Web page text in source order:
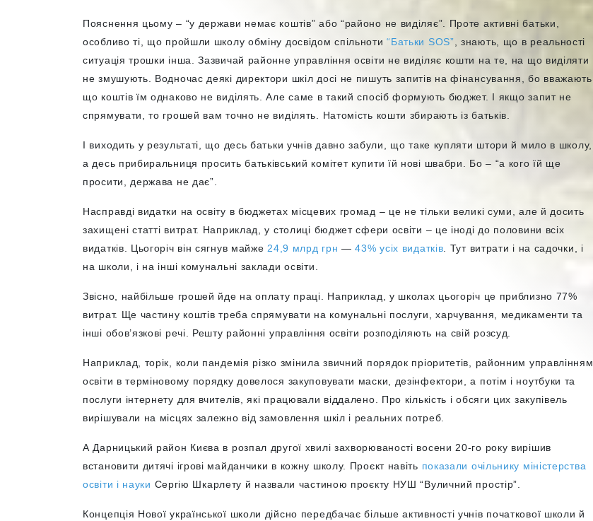
Пояснення цьому – “у держави немає коштів” або “районо не виділяє”. Проте активні батьки,
особливо ті, що пройшли школу обміну досвідом спільноти“Батьки SOS” , знають, що в реальності
ситуація трошки інша. Зазвичай районне управління освіти не виділяє кошти на те, на що виділяти
не змушують. Водночас деякі директори шкіл досі не пишуть запитів на фінансування, бо вважають,
що коштів їм однаково не виділять. Але саме в такий спосіб формують бюджет. І якщо запит не
спрямувати, то грошей вам точно не виділять. Натомість кошти збирають із батьків.
І виходить у результаті, що десь батьки учнів давно забули, що таке купляти штори й мило в школу,
а десь прибиральниця просить батьківський комітет купити їй нові швабри. Бо – “а кого їй ще
просити, держава не дає”.
Насправді видатки на освіту в бюджетах місцевих громад – це не тільки великі суми, але й досить
захищені статті витрат. Наприклад, у столиці бюджет сфери освіти – це іноді до половини всіх
видатків. Цьогоріч він сягнув майже 24,9 млрд грн —43% усіх видатків . Тут витрати і на садочки, і
на школи, і на інші комунальні заклади освіти.
Звісно, найбільше грошей йде на оплату праці. Наприклад, у школах цьогоріч це приблизно 77%
витрат. Ще частину коштів треба спрямувати на комунальні послуги, харчування, медикаменти та
інші обов’язкові речі. Решту районні управління освіти розподіляють на свій розсуд.
Наприклад, торік, коли пандемія різко змінила звичний порядок пріоритетів, районним управлінням
освіти в терміновому порядку довелося закуповувати маски, дезінфектори, а потім і ноутбуки та
послуги інтернету для вчителів, які працювали віддалено. Про кількість і обсяги цих закупівель
вирішували на місцях залежно від замовлення шкіл і реальних потреб.
А Дарницький район Києва в розпал другої хвилі захворюваності восени 20-го року вирішив
встановити дитячі ігрові майданчики в кожну школу. Проєкт навіть показали очільнику міністерства
освіти і науки Сергію Шкарлету й назвали частиною проєкту НУШ “Вуличний простір”.
Концепція Нової української школи дійсно передбачає більше активності учнів початкової школи й